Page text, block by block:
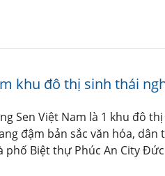
khu đô thị sinh thái
Sen Việt Nam là 1 khu đô
đậm bản sắc văn hóa,
phố Biệt thự Phúc An City